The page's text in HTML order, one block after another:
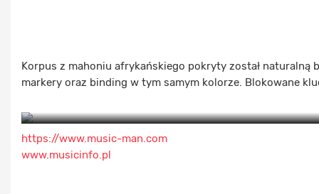
Korpus z mahoniu afrykańskiego pokryty został
markery oraz binding w tym samym kolorze. Blokowane
https://www.music-man.com
www.musicinfo.pl